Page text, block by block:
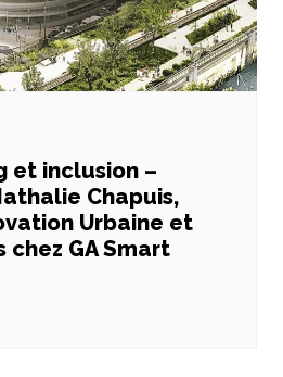
et inclusion –
Chapuis,
Urbaine et
chez GA Smart